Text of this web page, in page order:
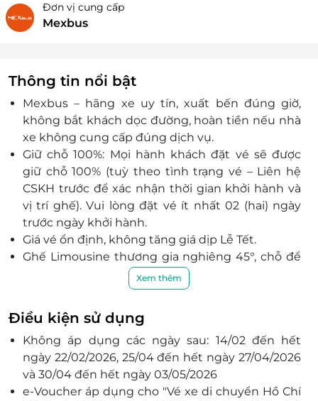
Đơn vị cung cấp
Mexbus
Thông tin nổi bật
Mexbus – hãng xe uy tín, xuất bến đúng giờ,
không bắt khách dọc đường, hoàn tiền nếu nhà
xe không cung cấp đúng dịch vụ.
Giữ chỗ 100%: Mọi hành khách đặt vé sẽ được
giữ chỗ 100% (tuỳ theo tình trạng vé – Liên hệ
CSKH trước để xác nhận thời gian khởi hành và
vị trí ghế). Vui lòng đặt vé ít nhất 02 (hai) ngày
trước ngày khởi hành.
Giá vé ổn định, không tăng giá dịp Lễ Tết.
Ghế Limousine thương gia nghiêng 45°, chỗ để
chân rộng, thoải mái.
Giải trí đỉnh cao: Wi-Fi miễn phí, âm nhạc, phim
ảnh, tai nghe cách âm cao cấp.
Trải nghiệm chuẩn Nhật Bản – liên doanh Việt –
Nhật Saigon.PT.
Miễn phí trung chuyển trung tâm Q.1, trục
đường Mai Chí Thọ, Trung tâm Phan Thiết (bán
kính 3km tính tù Coopmart Phan Thiết), trục
Xem thêm
Điều kiện sử dụng
Không áp dụng các ngày sau: 14/02 đến hết
ngày 22/02/2026, 25/04 đến hết ngày 27/04/2026
và 30/04 đến hết ngày 03/05/2026
e-Voucher áp dụng cho "Vé xe di chuyển Hồ Chí